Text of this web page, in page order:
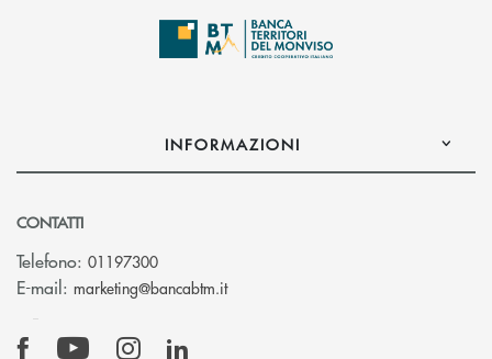
INFORMAZIONI
CONTATTI
Telefono: 01197300
E-mail: marketing@bancabtm.it(si apre l’app di posta elettronica)